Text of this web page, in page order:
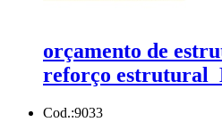
orçamento de
reforço estrutural
Cod.:9033